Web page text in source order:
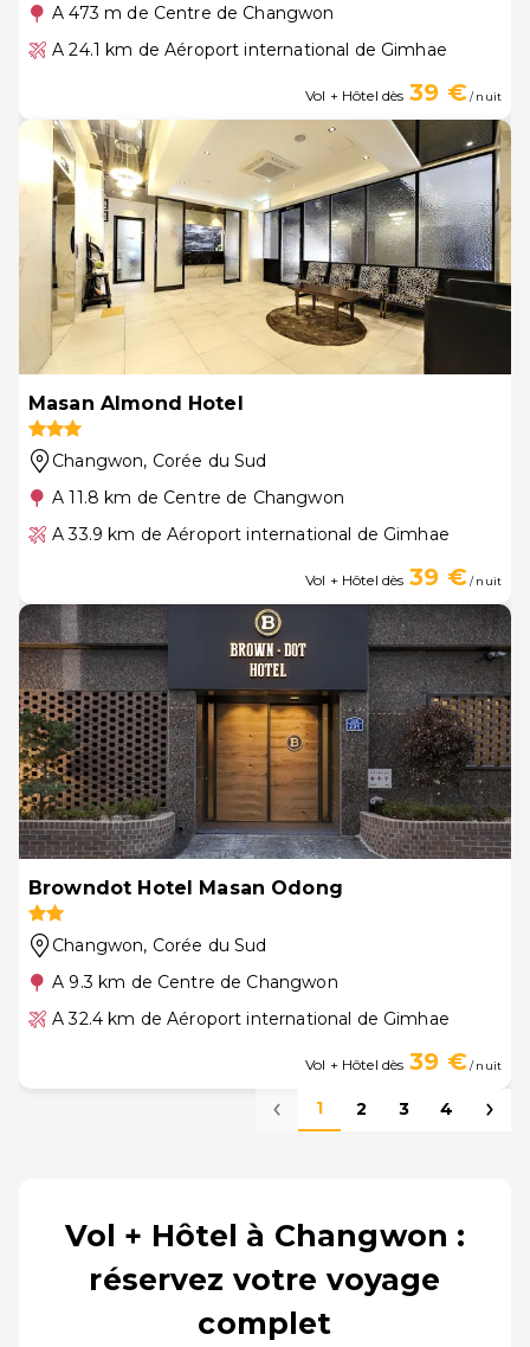
A 473 m de Centre de Changwon
A 24.1 km de Aéroport international de Gimhae
Vol + Hôtel dès 39 €/ nuit
Masan Almond Hotel
Changwon, Corée du Sud
A 11.8 km de Centre de Changwon
A 33.9 km de Aéroport international de Gimhae
Vol + Hôtel dès 39 €/ nuit
Browndot Hotel Masan Odong
Changwon, Corée du Sud
A 9.3 km de Centre de Changwon
A 32.4 km de Aéroport international de Gimhae
Vol + Hôtel dès 39 €/ nuit
1 2 3 4
Vol + Hôtel à Changwon :
réservez votre voyage
complet